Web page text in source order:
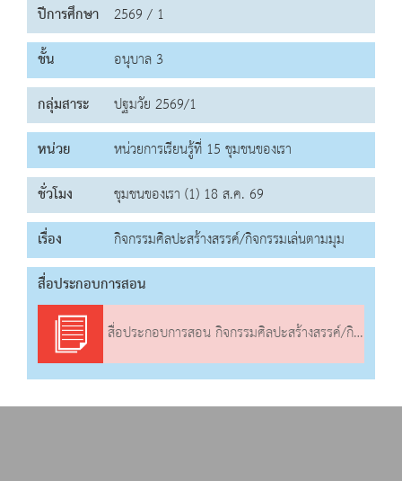
ปีการศึกษา 2569 / 1
ชั้น
อนุบาล 3
กลุ่มสาระ
ปฐมวัย 2569/1
หน่วย
หน่วยการเรียนรู้ที่ 15 ชุมชนของเรา
ชั่วโมง
ชุมชนของเรา (1) 18 ส.ค. 69
เรื่อง
กิจกรรมศิลปะสร้างสรรค์/กิจกรรมเล่นตามมุม
สื่อประกอบการสอน
สื่อประกอบการสอน กิจกรรมศิลปะสร้างสรรค์/กิจกรรมเล่นตามมุม